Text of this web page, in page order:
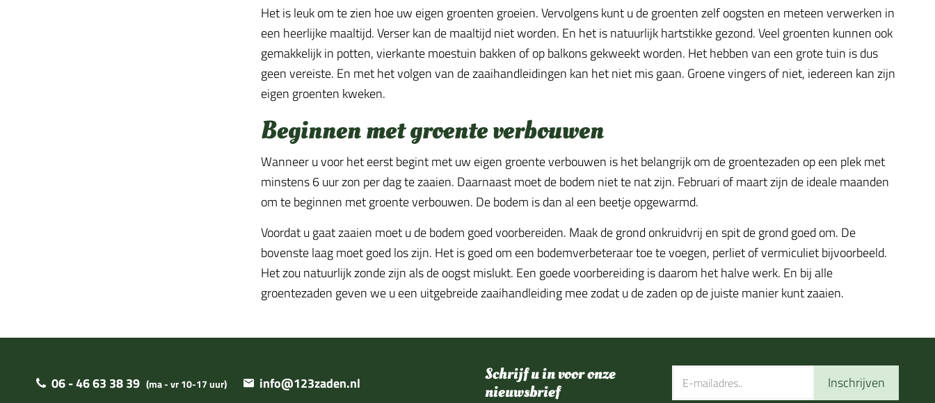
Het is leuk om te zien hoe uw eigen groenten groeien. Vervolgens kunt u de groenten zelf oogsten en meteen verwerken in
een heerlijke maaltijd. Verser kan de maaltijd niet worden. En het is natuurlijk hartstikke gezond. Veel groenten kunnen ook
gemakkelijk in potten, vierkante moestuin bakken of op balkons gekweekt worden. Het hebben van een grote tuin is dus
geen vereiste. En met het volgen van de zaaihandleidingen kan het niet mis gaan. Groene vingers of niet, iedereen kan zijn
eigen groenten kweken.
Beginnen met groente verbouwen
Wanneer u voor het eerst begint met uw eigen groente verbouwen is het belangrijk om de groentezaden op een plek met
minstens 6 uur zon per dag te zaaien. Daarnaast moet de bodem niet te nat zijn. Februari of maart zijn de ideale maanden
om te beginnen met groente verbouwen. De bodem is dan al een beetje opgewarmd.
Voordat u gaat zaaien moet u de bodem goed voorbereiden. Maak de grond onkruidvrij en spit de grond goed om. De
bovenste laag moet goed los zijn. Het is goed om een bodemverbeteraar toe te voegen, perliet of vermiculiet bijvoorbeeld.
Het zou natuurlijk zonde zijn als de oogst mislukt. Een goede voorbereiding is daarom het halve werk. En bij alle
groentezaden geven we u een uitgebreide zaaihandleiding mee zodat u de zaden op de juiste manier kunt zaaien.
06 - 46 63 38 39 (ma - vr 10-17 uur) info@123zaden.nl
Schrijf u in voor onze
nieuwsbrief
Inschrijven